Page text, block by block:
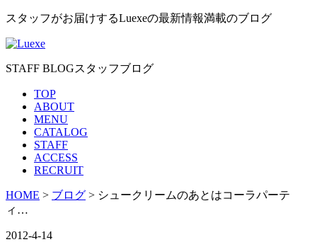
スタッフがお届けするLuexeの最新情報満載のブログ
STAFF BLOGスタッフブログ
TOP
ABOUT
MENU
CATALOG
STAFF
ACCESS
RECRUIT
HOME > ブログ > シュークリームのあとはコーラパーテ
ィ…
2012-4-14